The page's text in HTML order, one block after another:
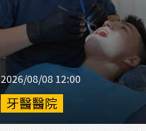
2026/08/08 12:00
牙醫醫院